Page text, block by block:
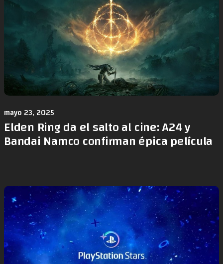
mayo 23, 2025
Elden Ring da el salto al cine: A24 y
Bandai Namco confirman épica película